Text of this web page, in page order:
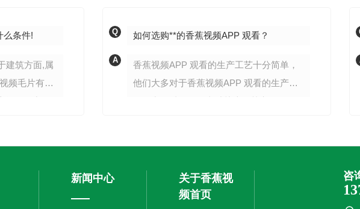
么条件!
建筑方面,属
频毛片有优
较为广泛.
Q 如何选购**的香蕉视频APP 观看？
A
香蕉视频APP 观看的生产工艺十分简单，
他们大多对于香蕉视频APP 观看的生产过
是否浪费，工程款能否顺利结算。其实选
购**的香蕉视频APP 观看很简单，只要购
新闻中心
关于香蕉视
频首页
咨